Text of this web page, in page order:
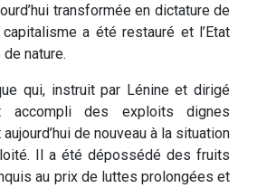
transformée en dictature de
a été restauré et l’Etat
nature.
qui, instruit par Lénine et dirigé
accompli des exploits dignes
de nouveau à la situation
Il a été dépossédé des fruits
au prix de luttes prolongées et